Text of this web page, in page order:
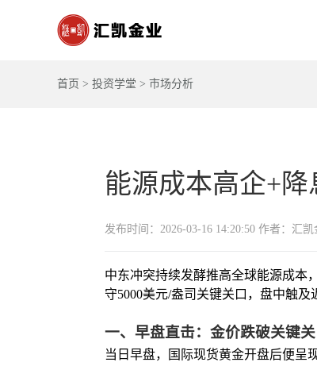
首页 > 投资学堂 > 市场分析
能源成本高企+
发布时间：2026-03-16 14:20:50 作者：汇凯
中东冲突持续发酵推高全球能源成本
守5000美元/盎司关键关口，盘中触
一、早盘直击：金价跌破关键
当日早盘，国际现货黄金开盘后便呈